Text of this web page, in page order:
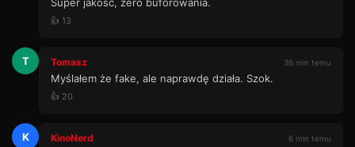
👍 13
T Tomasz 36 min temu
Myślałem że fake, ale naprawdę działa. Szok.
👍 20
K KinoNerd 6 min temu